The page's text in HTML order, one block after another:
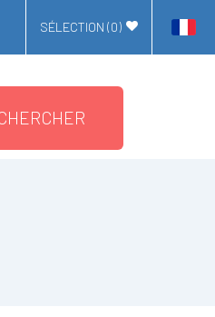
SÉLECTION (0)